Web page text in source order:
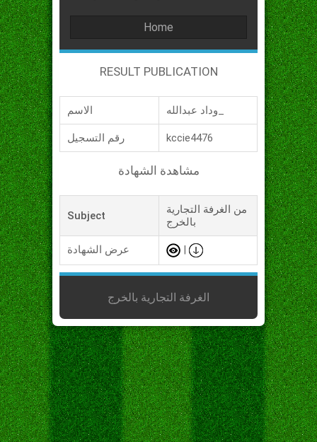
Home
RESULT PUBLICATION
الاسم
رقم التسجيل kccie4476
مشاهدة الشهادة
Subject
من الغرفة التجارية
بالخرج
عرض الشهادة
الغرفة التجارية بالخرج